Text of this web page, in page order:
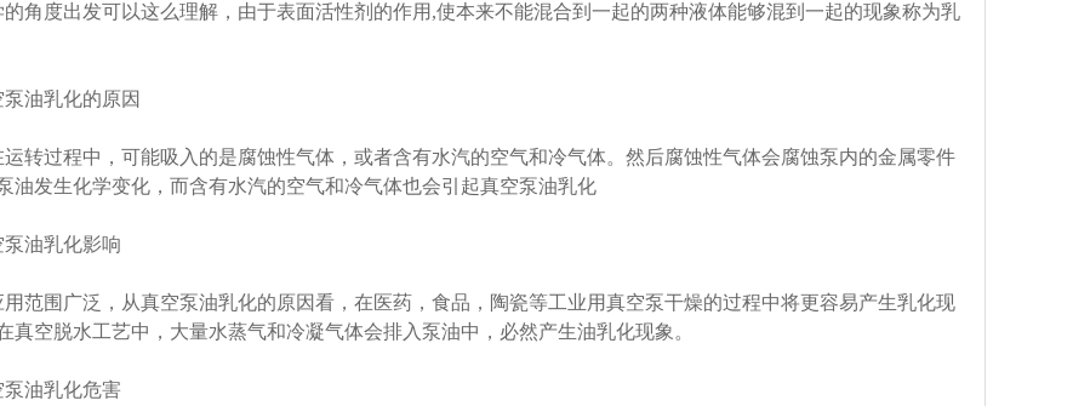
的角度出发可以这么理解，由于表面活性剂的作用,使本来不能混合到一起的两种液体能够混到一起的现象称为乳
油乳化的原因
运转过程中，可能吸入的是腐蚀性气体，或者含有水汽的空气和冷气体。然后腐蚀性气体会腐蚀泵内的金属零件
油发生化学变化，而含有水汽的空气和冷气体也会引起真空泵油乳化
油乳化影响
用范围广泛，从真空泵油乳化的原因看，在医药，食品，陶瓷等工业用真空泵干燥的过程中将更容易产生乳化现
真空脱水工艺中，大量水蒸气和冷凝气体会排入泵油中，必然产生油乳化现象。
油乳化危害